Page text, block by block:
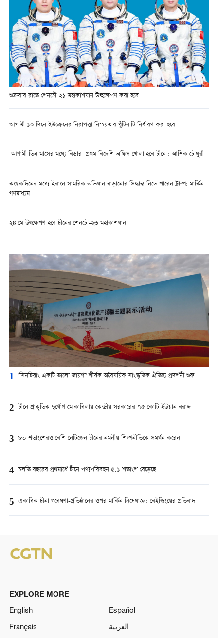
শুক্রবার রাতে শেনচৌ-২১ মহাকাশযান উৎক্ষেপণ করা হবে
আগামী ১০ দিনে ইউক্রেনের নিরাপত্তা নিশ্চয়তার খুঁটিনাটি নির্ধারণ করা হবে
আগামী তিন মাসের মধ্যে বিডার প্রথম বিদেশি অফিস খোলা হবে চীনে : আশিক চৌধুরী
কয়েকদিনের মধ্যে ইরানে সামরিক অভিযান বাড়ানোর সিদ্ধান্ত নিতে পারেন ট্রাম্প: মার্কিন
গণমাধ্যম
২৪ মে উৎক্ষেপণ হবে চীনের শেনচৌ-২৩ মহাকাশযান
1 'সিনচিয়াং একটি ভালো জায়গা' শীর্ষক অবৈষয়িক সাংস্কৃতিক ঐতিহ্য প্রদর্শনী শুরু
2 চীনে প্রাকৃতিক দুর্যোগ মোকাবিলায় কেন্দ্রীয় সরকারের ৭৫ কোটি ইউয়ান বরাদ্দ
3 ৮০ শতাংশেরও বেশি নেটিজেন চীনের নমনীয় শিল্পনীতিকে সমর্থন করেন
4 চলতি বছরের প্রথমার্ধে চীনে পণ্যপরিবহন ৫.১ শতাংশ বেড়েছে
5 একাধিক চীনা গবেষণা-প্রতিষ্ঠানের ওপর মার্কিন নিষেধাজ্ঞা: বেইজিংয়ের প্রতিবাদ
EXPLORE MORE
English
Español
Français
العربية